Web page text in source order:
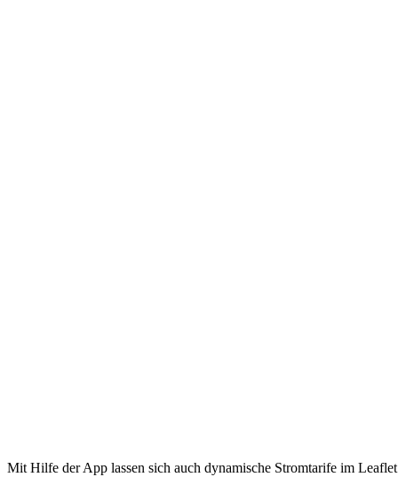
Mit Hilfe der App lassen sich auch dynamische Stromtarife im